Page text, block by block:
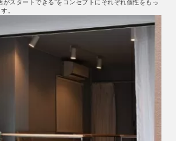
がスタートできる”をコンセプトにそれぞれ個性をもっ
。